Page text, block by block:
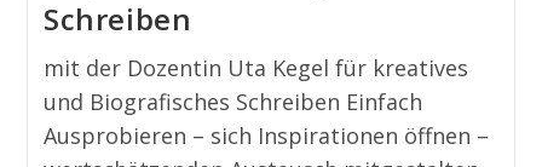
Schreiben
mit der Dozentin Uta Kegel für kreatives
und Biografisches Schreiben Einfach
Ausprobieren – sich Inspirationen öffnen –